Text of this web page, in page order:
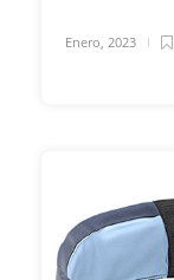
Enero, 2023